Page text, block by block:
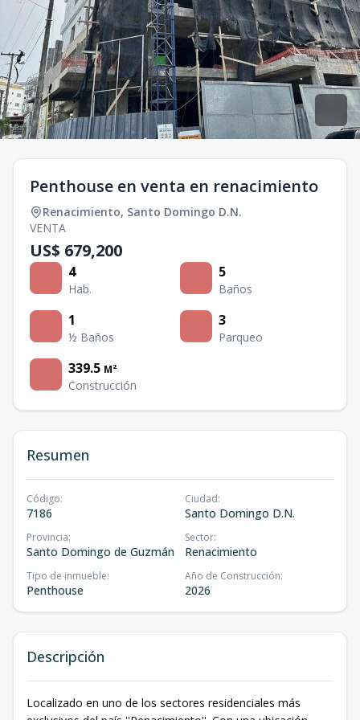
Penthouse en venta en renacimiento
Renacimiento, Santo Domingo D.N.
VENTA
US$ 679,200
4
Hab.
5
Baños
1
½ Baños
3
Parqueo
339.5 M²
Construcción
Resumen
Código:
7186
Ciudad:
Santo Domingo D.N.
Provincia:
Santo Domingo de Guzmán
Sector:
Renacimiento
Tipo de inmueble:
Penthouse
Año de Construcción:
2026
Descripción
Localizado en uno de los sectores residenciales más